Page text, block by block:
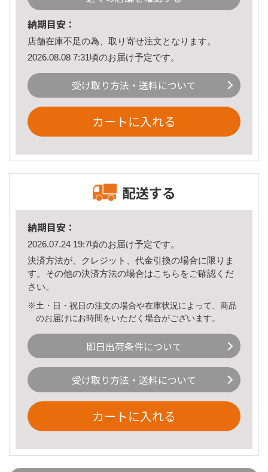
納期目安：
店舗在庫不足の為、取り寄せ注文となります。
2026.08.08 7:31頃のお届け予定です。
受け取り方法・送料について
カートに入れる
配送する
納期目安：
2026.07.24 19:7頃のお届け予定です。
決済方法が、クレジット、代金引換の場合に限りま
す。その他の決済方法の場合はこちら をご確認くだ
さい。
※土・日・祝日の注文の場合や在庫状況によって、商品
のお届けにお時間をいただく場合がございます。
即日出荷条件について
受け取り方法・送料について
カートに入れる